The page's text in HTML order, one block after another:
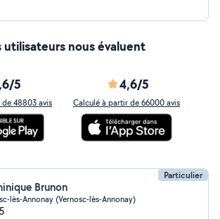
utilisateurs nous évaluent
5
48803 avis
4,6/5
Calculé à partir de 66000 avis
Particulier
Brunon
lès-Annonay (Vernosc-lès-Annonay)